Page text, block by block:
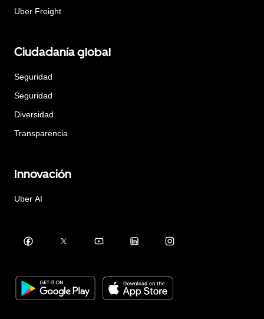
Uber Freight
Ciudadanía global
Seguridad
Seguridad
Diversidad
Transparencia
Innovación
Uber AI